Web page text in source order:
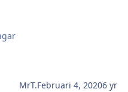
MrT.Februari 4, 20206 yr